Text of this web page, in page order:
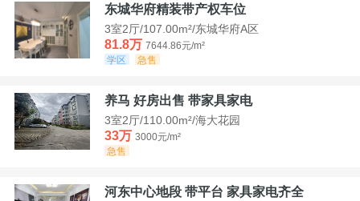
东城华府精装带产权车位
3室2厅/107.00m²/东城华府A区
81.8万 7644.86元/m²
学区
急售
养马 好房出售 带家具家电
3室2厅/110.00m²/海大花园
33万 3000元/m²
急售
河东中心地段 带平台 家具家电齐全